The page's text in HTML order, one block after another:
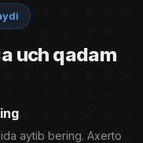
uch qadam
aytib bering. Axerto